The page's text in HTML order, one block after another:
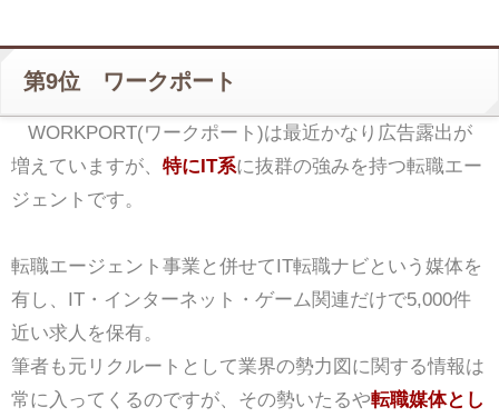
第9位 ワークポート
WORKPORT(ワークポート)は最近かなり広告露出が
増えていますが、 特にIT系に抜群の強みを持つ転職エー
ジェントです。
転職エージェント事業と併せてIT転職ナビという媒体を
有し、IT・インターネット・ゲーム関連だけで5,000件
近い求人を保有。
筆者も元リクルートとして業界の勢力図に関する情報は
常に入ってくるのですが、その勢いたるや転職媒体とし